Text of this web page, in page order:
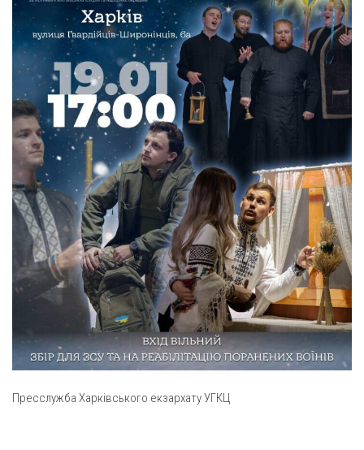
Архистратига Михаїла (с. Пригарівка)
Благовіщення Пресвятої Богородиці (с. Шевченки)
Введення у храм Пресвятої Богородиці (с. Дашківка)
Вознесіння ГНІХ (с. Витівка)
Вознесіння Господнього (м. Кобеляки)
Пророка Іллі (смт. Білики)
Різдва Пресвятої Богородиці (с. Вільховатка)
Св. Апостола Андрія Первозванного (с. Засулля)
Св. Миколая (с. Деменки)
Успіння Пресвятої Богородиці (м. Кременчук)
Успіння Пресвятої Богородиці (м. Лубни)
Парохії Сумської області
Введення в храм Богородиці (м. Суми)
Матері Божої Неустанної Помочі (м. Охтирка)
Пресслужба Харківського екзархату УГКЦ